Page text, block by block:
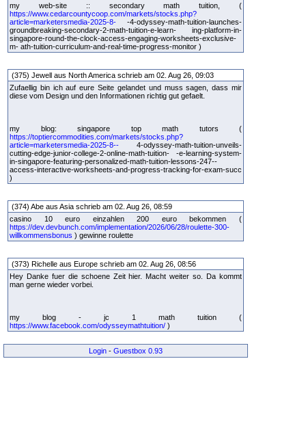
my web-site :: secondary math tuition, (
https://www.cedarcountycoop.com/markets/stocks.php?
article=marketersmedia-2025-8- -4-odyssey-math-tuition-launches-
groundbreaking-secondary-2-math-tuition-e-learn- ing-platform-in-
singapore-round-the-clock-access-engaging-worksheets-exclusive-
m- ath-tuition-curriculum-and-real-time-progress-monitor )
(375) Jewell aus North America schrieb am 02. Aug 26, 09:03
Zufaellig bin ich auf eure Seite gelandet und muss sagen, dass mir
diese vom Design und den Informationen richtig gut gefaelt.
my blog: singapore top math tutors (
https://toptiercommodities.com/markets/stocks.php?
article=marketersmedia-2025-8-- 4-odyssey-math-tuition-unveils-
cutting-edge-junior-college-2-online-math-tuition- -e-learning-system-
in-singapore-featuring-personalized-math-tuition-lessons-247--
access-interactive-worksheets-and-progress-tracking-for-exam-succ
)
(374) Abe aus Asia schrieb am 02. Aug 26, 08:59
casino 10 euro einzahlen 200 euro bekommen (
https://dev.devbunch.com/implementation/2026/06/28/roulette-300-
willkommensbonus ) gewinne roulette
(373) Richelle aus Europe schrieb am 02. Aug 26, 08:56
Hey Danke fuer die schoene Zeit hier. Macht weiter so. Da kommt
man gerne wieder vorbei.
my blog - jc 1 math tuition (
https://www.facebook.com/odysseymathtuition/ )
Login - Guestbox 0.93